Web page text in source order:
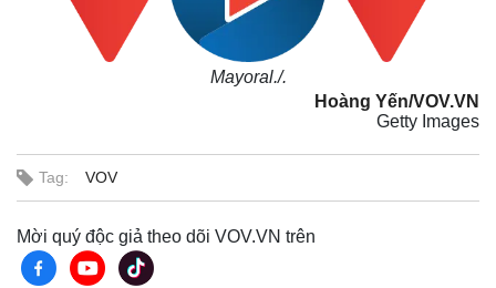
Mayoral./.
Hoàng Yến/VOV.VN
Getty Images
Tag: VOV
Mời quý độc giả theo dõi VOV.VN trên